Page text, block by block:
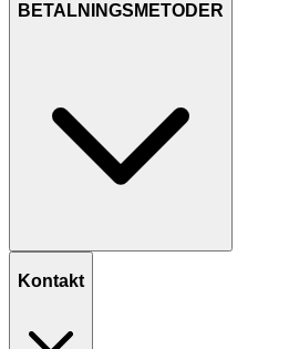
BETALNINGSMETODER
Kontakt